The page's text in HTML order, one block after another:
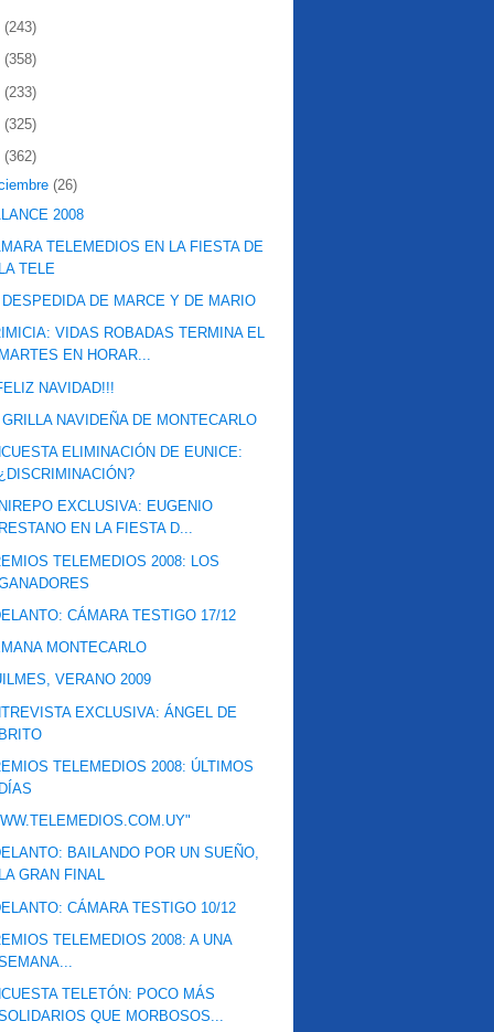
(243)
(358)
(233)
(325)
(362)
(26)
2008
TELEMEDIOS EN LA FIESTA DE
TELE
DESPEDIDA DE MARCE Y DE MARIO
VIDAS ROBADAS TERMINA EL
EN HORAR...
NAVIDAD!!!
GRILLA NAVIDEÑA DE MONTECARLO
ELIMINACIÓN DE EUNICE:
EXCLUSIVA: EUGENIO
EN LA FIESTA D...
TELEMEDIOS 2008: LOS
CÁMARA TESTIGO 17/12
MONTECARLO
VERANO 2009
EXCLUSIVA: ÁNGEL DE
TELEMEDIOS 2008: ÚLTIMOS
BAILANDO POR UN SUEÑO,
GRAN FINAL
CÁMARA TESTIGO 10/12
TELEMEDIOS 2008: A UNA
TELETÓN: POCO MÁS
QUE MORBOSOS...